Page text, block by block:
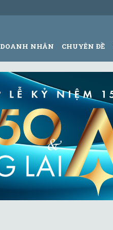
DOANH NHÂN CHUYÊN ĐỀ